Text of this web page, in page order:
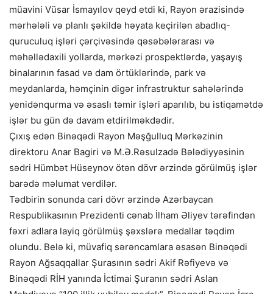
müavini Vüsar İsmayılov qeyd etdi ki, Rayon ərazisində
mərhələli və planlı şəkildə həyata keçirilən abadlıq-
quruculuq işləri çərçivəsində qəsəbələrarası və
məhəllədaxili yollarda, mərkəzi prospektlərdə, yaşayış
binalarının fasad və dam örtüklərində, park və
meydanlarda, həmçinin digər infrastruktur sahələrində
yenidənqurma və əsaslı təmir işləri aparılıb, bu istiqamətdə
işlər bu gün də davam etdirilməkdədir.
Çıxış edən Binəqədi Rayon Məşğulluq Mərkəzinin
direktoru Anar Bagiri və M.Ə.Rəsulzadə Bələdiyyəsinin
sədri Hümbət Hüseynov ötən dövr ərzində görülmüş işlər
barədə məlumat verdilər.
Tədbirin sonunda cari dövr ərzində Azərbaycan
Respublikasının Prezidenti cənab İlham Əliyev tərəfindən
fəxri adlara layiq görülmüş şəxslərə medallar təqdim
olundu. Belə ki, müvafiq sərəncamlara əsasən Binəqədi
Rayon Ağsaqqallar Şurasının sədri Akif Rəfiyevə və
Binəqədi RİH yanında İctimai Şuranın sədri Aslan